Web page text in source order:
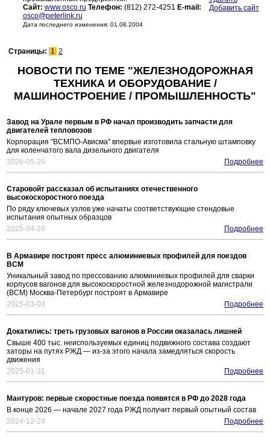
Сайт: www.osco.ru Телефон: (812) 272-4251 E-mail:
osco@peterlink.ru
Дата последнего изменения: 01.08.2004
Добавить сайт
Страницы: 1 2
НОВОСТИ ПО ТЕМЕ "ЖЕЛЕЗНОДОРОЖНАЯ
ТЕХНИКА И ОБОРУДОВАНИЕ /
МАШИНОСТРОЕНИЕ / ПРОМЫШЛЕННОСТЬ"
Завод на Урале первым в РФ начал производить запчасти для
двигателей тепловозов
Корпорация "ВСМПО-Ависма" впервые изготовила стальную штамповку
для коленчатого вала дизельного двигателя
2026-05-20
Подробнее
Старовойт рассказал об испытаниях отечественного
высокоскоростного поезда
По ряду ключевых узлов уже начаты соответствующие стендовые
испытания опытных образцов
2025-04-28
Подробнее
В Армавире построят пресс алюминиевых профилей для поездов
ВСМ
Уникальный завод по прессованию алюминиевых профилей для сварки
корпусов вагонов для высокоскоростной железнодорожной магистрали
(ВСМ) Москва-Петербург построят в Армавире
2025-03-03
Подробнее
Докатились: треть грузовых вагонов в России оказалась лишней
Свыше 400 тыс. неиспользуемых единиц подвижного состава создают
заторы на путях РЖД — из-за этого начала замедляться скорость
движения
2025-01-31
Подробнее
Мантуров: первые скоростные поезда появятся в РФ до 2028 года
В конце 2026 — начале 2027 года РЖД получит первый опытный состав
2024-12-24
Подробнее